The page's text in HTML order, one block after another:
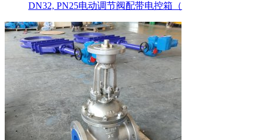
DN32, PN25电动调节阀配带电控箱（